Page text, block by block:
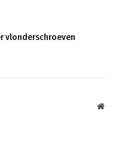
vlonderschroeven